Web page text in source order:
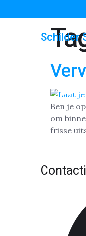
Schilder
Ben je
om
frisse